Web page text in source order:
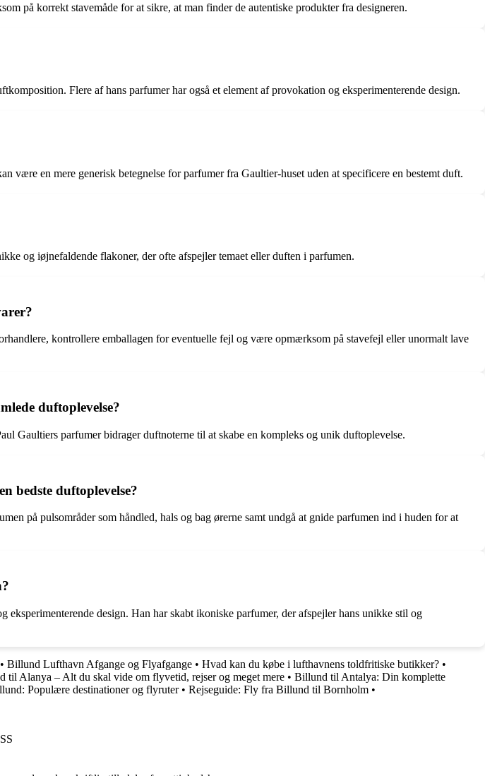
på korrekt stavemåde for at sikre, at man finder de autentiske produkter fra designeren.
Flere af hans parfumer har også et element af provokation og eksperimenterende design.
være en mere generisk betegnelse for parfumer fra Gaultier-huset uden at specificere en bestemt duft.
og iøjnefaldende flakoner, der ofte afspejler temaet eller duften i parfumen.
kontrollere emballagen for eventuelle fejl og være opmærksom på stavefejl eller unormalt lave
duftoplevelse?
Gaultiers parfumer bidrager duftnoterne til at skabe en kompleks og unik duftoplevelse.
bedste duftoplevelse?
på pulsområder som håndled, hals og bag ørerne samt undgå at gnide parfumen ind i huden for at
design. Han har skabt ikoniske parfumer, der afspejler hans unikke stil og
• Billund Lufthavn Afgange og Flyafgange • Hvad kan du købe i lufthavnens toldfritiske butikker? •
til Alanya – Alt du skal vide om flyvetid, rejser og meget mere • Billund til Antalya: Din komplette
Populære destinationer og flyruter• Rejseguide: Fly fra Billund til Bornholm •